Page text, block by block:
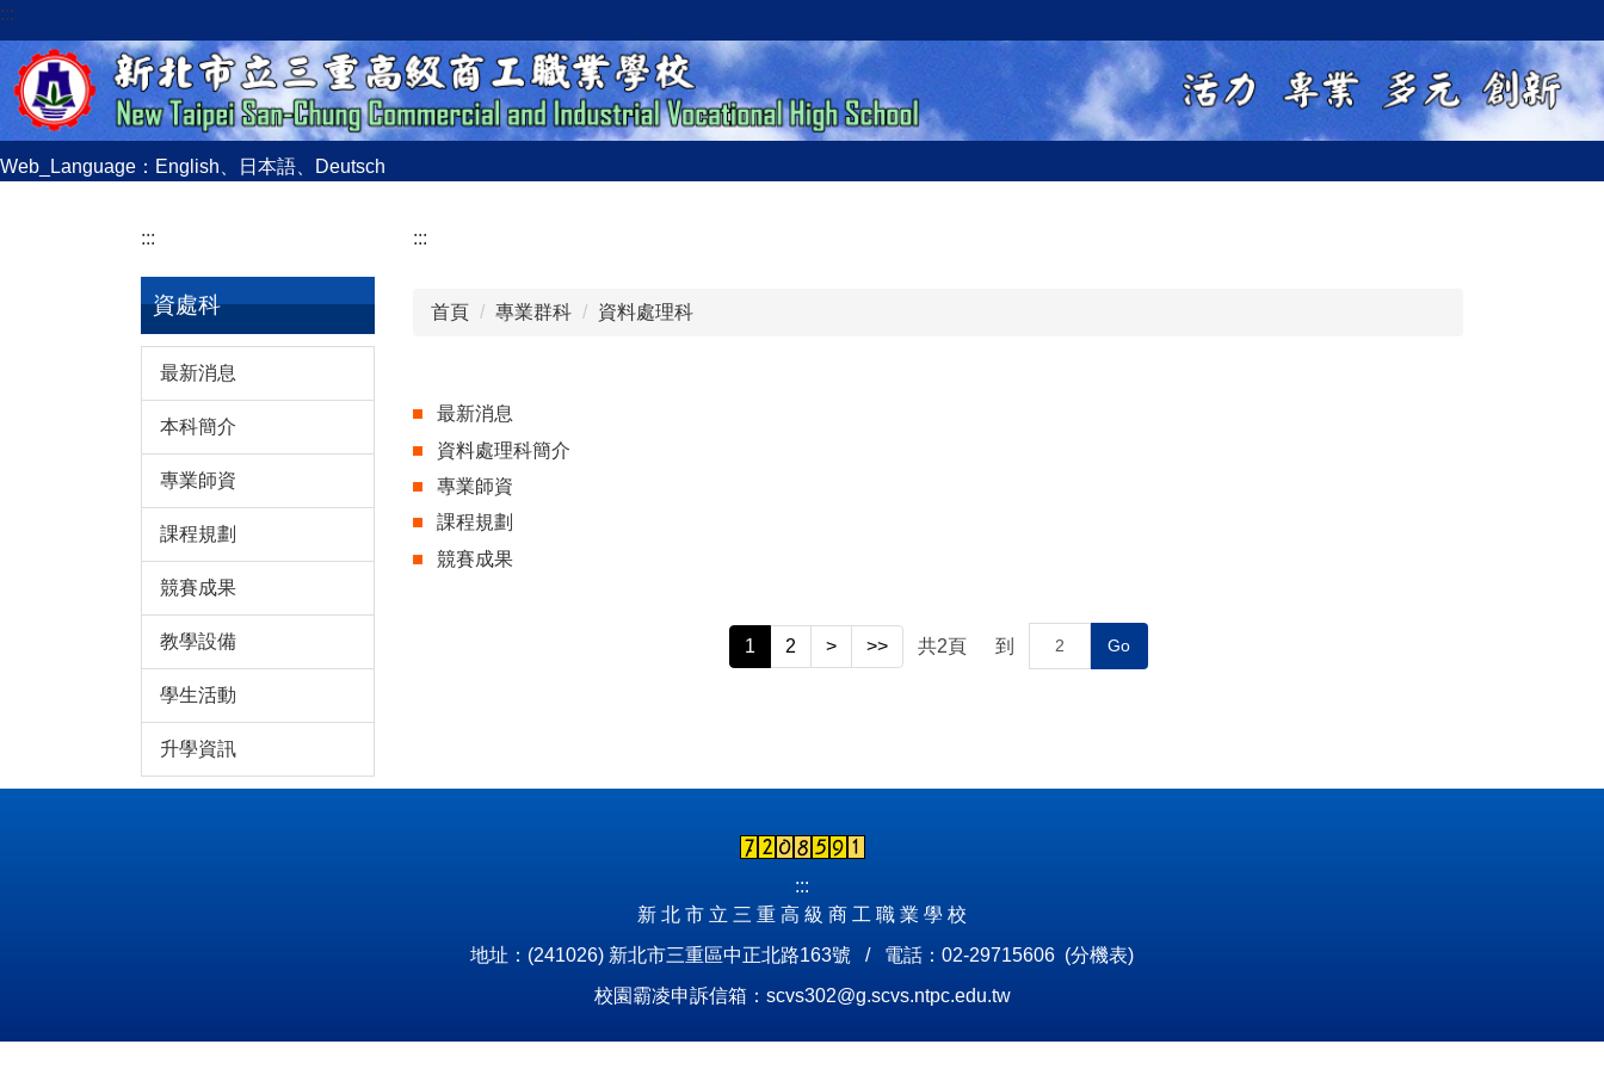
跳
到
主
要
容
:::
Web_Language： English 日本語 Deutsch
:::
資處科
最新消息
本科簡介
專業師資
課程規劃
競賽成果
教學設備
學生活動
升學資訊
:::
首頁 專業群科 資料處理科
最新消息
資料處理科簡介
專業師資
課程規劃
競賽成果
1 2 > >> 共2頁 到 Go
:::
新 北 市 立 三 重 高 級 商 工 職 業 學 校
地址：(241026) 新北市三重區中正北路163號 / 電話：02-29715606 (分機表)
校園霸凌申訴信箱：scvs302@g.scvs.ntpc.edu.tw